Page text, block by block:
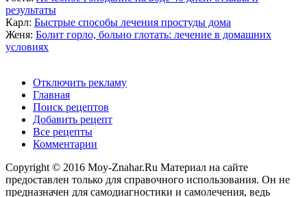
результаты
Карл: Быстрые способы лечения простуды дома
Женя: Болит горло, больно глотать: лечение в домашних
условиях
Отключить рекламу
Главная
Поиск рецептов
Добавить рецепт
Все рецепты
Комментарии
Copyright © 2016 Moy-Znahar.Ru Материал на сайте
предоставлен только для справочного использования. Он не
предназначен для самодиагностики и самолечения, ведь